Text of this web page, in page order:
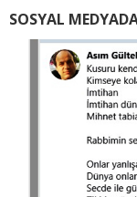
SOSYAL